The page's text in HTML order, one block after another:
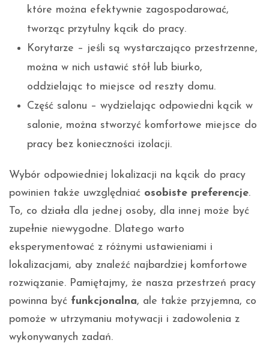
które można efektywnie zagospodarować,
tworząc przytulny kącik do pracy.
Korytarze – jeśli są wystarczająco przestrzenne,
można w nich ustawić stół lub biurko,
oddzielając to miejsce od reszty domu.
Część salonu – wydzielając odpowiedni kącik w
salonie, można stworzyć komfortowe miejsce do
pracy bez konieczności izolacji.
Wybór odpowiedniej lokalizacji na kącik do pracy
powinien także uwzględniać osobiste preferencje.
To, co działa dla jednej osoby, dla innej może być
zupełnie niewygodne. Dlatego warto
eksperymentować z różnymi ustawieniami i
lokalizacjami, aby znaleźć najbardziej komfortowe
rozwiązanie. Pamiętajmy, że nasza przestrzeń pracy
powinna być funkcjonalna, ale także przyjemna, co
pomoże w utrzymaniu motywacji i zadowolenia z
wykonywanych zadań.